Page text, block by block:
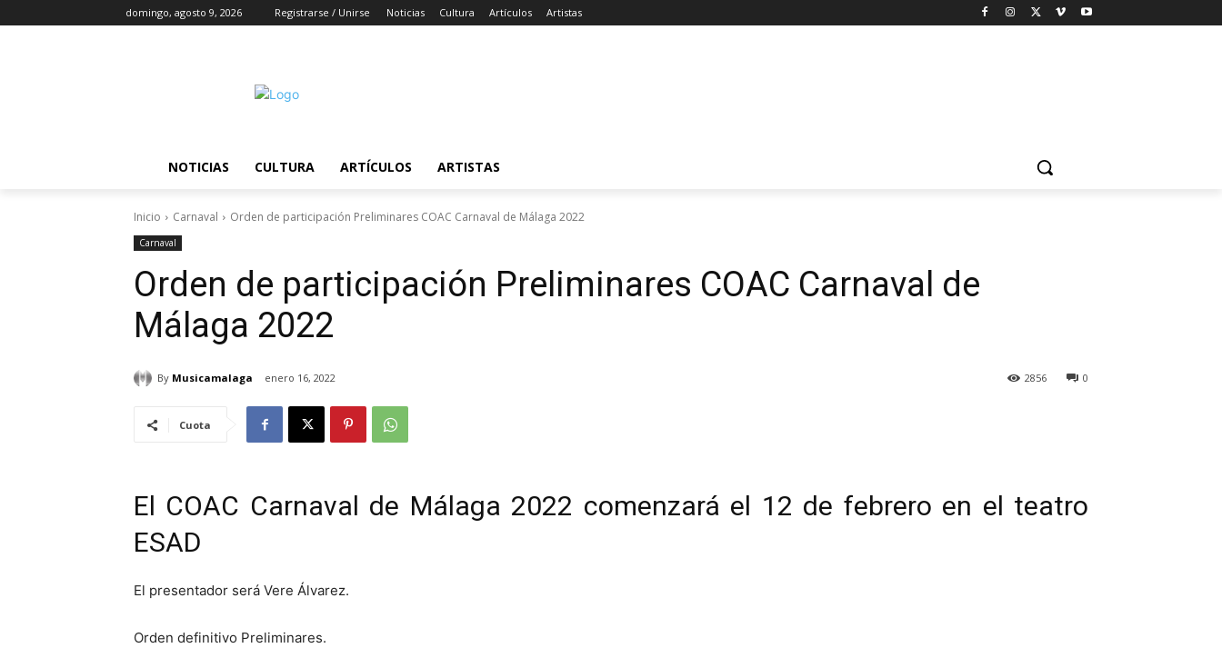
domingo, agosto 9, 2026 Registrarse / Unirse Noticias Cultura Artículos Artistas
NOTICIAS CULTURA ARTÍCULOS ARTISTAS
Inicio Carnaval Orden de participación Preliminares COAC Carnaval de Málaga 2022
Carnaval
Orden de participación Preliminares COAC Carnaval de
Málaga 2022
By Musicamalaga enero 16, 2022 0
2856
Cuota
El COAC Carnaval de Málaga 2022 comenzará el 12 de febrero en el teatro
ESAD
El presentador será Vere Álvarez.
Orden definitivo Preliminares.